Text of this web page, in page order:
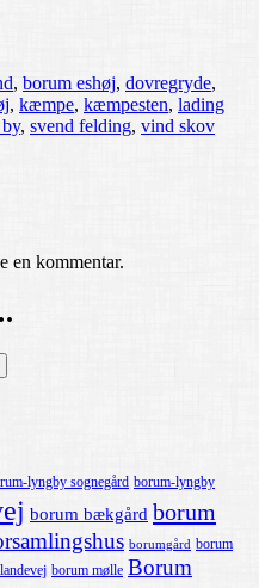
, borum eshøj, dovregryde,
, kæmpe, kæmpesten, lading
, svend felding, vind skov
en kommentar.
lyngby sognegård borum-lyngby
borum bækgård borum
borumgård borum
borum mølle Borum